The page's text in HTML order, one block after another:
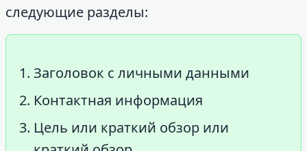
следующие разделы:
Заголовок с личными данными
Контактная информация
Цель или краткий обзор или